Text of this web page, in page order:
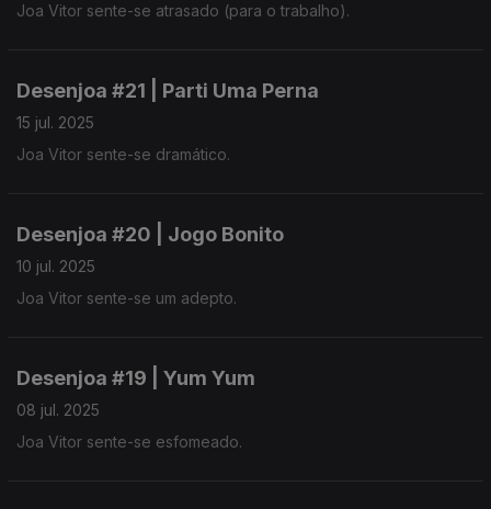
Joa Vitor sente-se atrasado (para o trabalho).
Desenjoa #21 | Parti Uma Perna
15 jul. 2025
Joa Vitor sente-se dramático.
Desenjoa #20 | Jogo Bonito
10 jul. 2025
Joa Vitor sente-se um adepto.
Desenjoa #19 | Yum Yum
08 jul. 2025
Joa Vitor sente-se esfomeado.